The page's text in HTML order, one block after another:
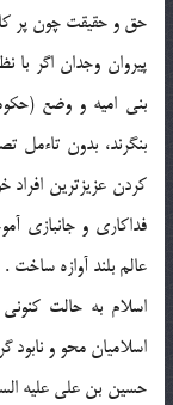
حق و حقيقت چون پر
پيروان وجدان اگر
بنى اميه و وضع
بنگرند، بدون تاءمل
كردن عزيزترين افراد
فداكارى و جانبازى
عالم بلند آوازه ساخت
اسلام به حالت
اسلاميان محو و نابود
حسين بن على عليه